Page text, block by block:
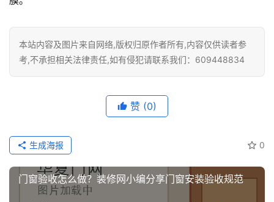
讯
联
系
本站内容及图片来自网络,版权归原作者所有,内容仅供读者参
考,不承担相关法律责任,如有侵犯请联系我们：609448834
赞 (0)
0
生成海报
门窗验收怎么做？装修网小编分享门窗安装验收规范